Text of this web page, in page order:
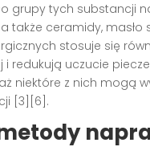
grupy tych substancji
także ceramidy,
stosuje się
redukują uczucie
niektóre z nich mogą
[3][6].